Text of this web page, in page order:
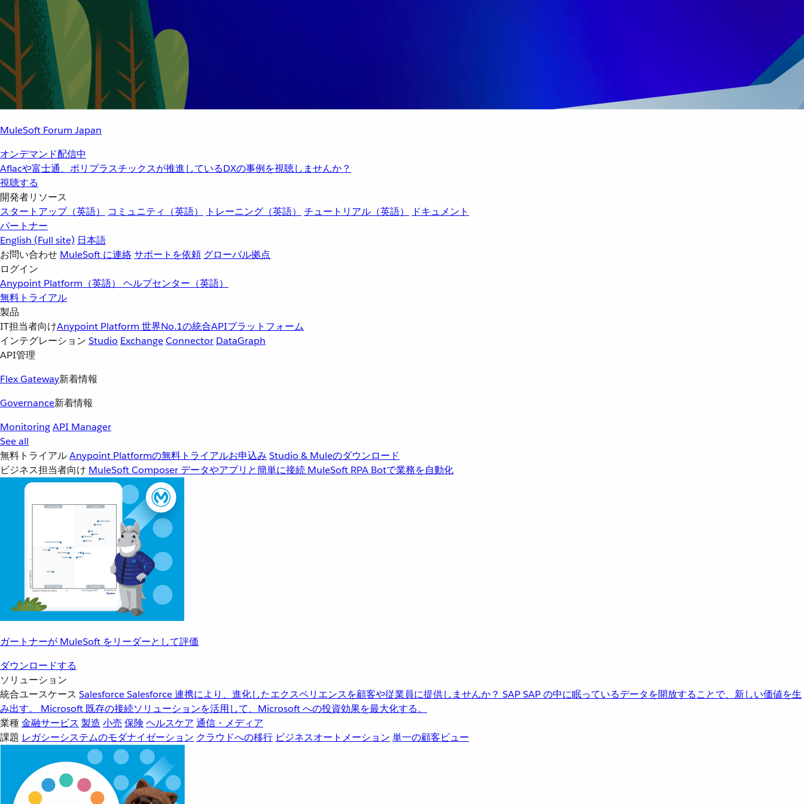
MuleSoft Forum Japan
オンデマンド配信中
Aflacや富士通、ポリプラスチックスが推進しているDXの事例を視聴しませんか？
視聴する
開発者リソース
スタートアップ（英語）
コミュニティ（英語） トレーニング（英語） チュートリアル（英語）
ドキュメント
パートナー
English (Full site) 日本語
お問い合わせ MuleSoft に連絡サポートを依頼 グローバル拠点
ログイン
Anypoint Platform（英語） ヘルプセンター（英語）
無料トライアル
製品
IT担当者向けAnypoint Platform 世界No.1の統合APIプラットフォーム
インテグレーション Studio ExchangeConnector DataGraph
API管理
Flex Gateway新着情報
Governance新着情報
MonitoringAPI Manager
See all
無料トライアルAnypoint Platformの無料トライアルお申込み Studio & Muleのダウンロード
ビジネス担当者向け MuleSoft Composer データやアプリと簡単に接続 MuleSoft RPA Botで業務を自動化
ガートナーが MuleSoft をリーダーとして評価
ダウンロードする
ソリューション
統合ユースケース SalesforceSalesforce 連携により、進化したエクスペリエンスを顧客や従業員に提供しませんか？ SAPSAP の中に眠っているデータを開放することで、新しい価値を生
み出す。
Microsoft 既存の接続ソリューションを活用して、Microsoft への投資効果を最大化する。
業種金融サービス 製造 小売 保険 ヘルスケア 通信・メディア
課題 レガシーシステムのモダナイゼーション クラウドへの移行 ビジネスオートメーション 単一の顧客ビュー